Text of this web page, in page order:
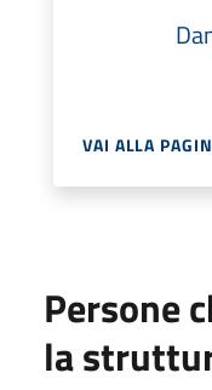
VAI ALLA
Persone
la